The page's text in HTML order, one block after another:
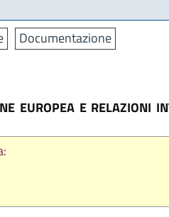
Documentazione
EUROPEA E RELAZIONI